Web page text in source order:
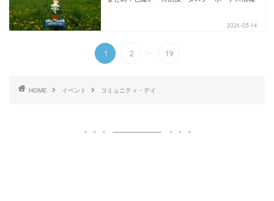
2026-03-14
1 2 ... 19
HOME イベント コミュニティ・デイ